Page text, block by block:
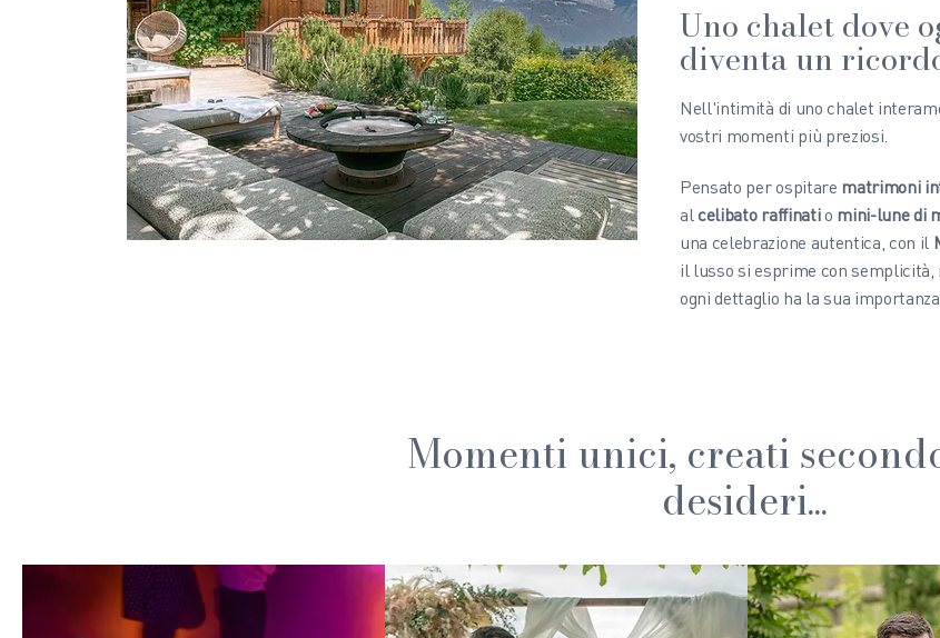
Uno chalet dove
diventa un
Nell'intimità di uno chalet
vostri momenti più preziosi.
Pensato per ospitare matrimoni
alcelibato raffinatio mini-lune di
una celebrazione autentica, con il
il lusso si esprime con semplicità,
ogni dettaglio ha la sua
Momenti unici, creati
desideri...